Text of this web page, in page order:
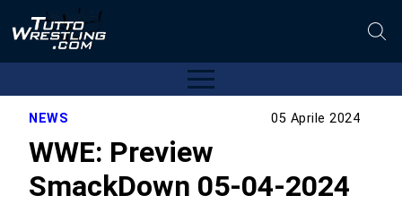
NEWS 05 Aprile 2024
WWE: Preview
SmackDown 05-04-2024